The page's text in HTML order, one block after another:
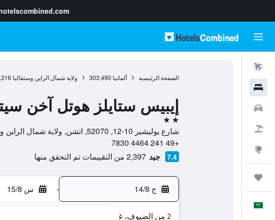
الصفحة الرئيسية ألمانيا 303,490 ولاية شمال الراين وستفاليا
إيبيس ستايلز هوتل آخن
2 نجمتين
شارع يوليشير 10-12, 52070, اتشن, ولاية شمال الراين وستفاليا, ألمانيا
+49 241 4464 7830
7.4 جيد 2,397 من التقييمات تم التحقق منها
ج 14/8 - س 15/8
2 من الضيوف، غرفة واحدة